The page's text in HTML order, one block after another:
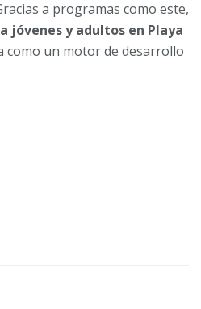
a programas como este,
jóvenes y adultos en Playa
como un motor de desarrollo